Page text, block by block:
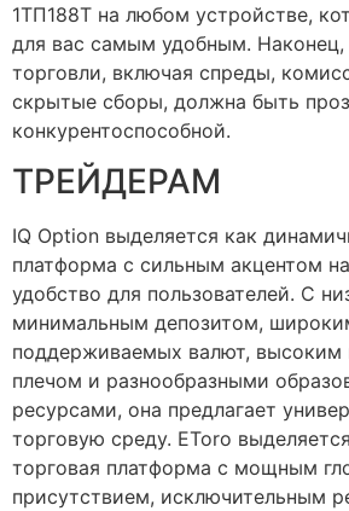
1ТП188Т на любом устройстве,
для вас самым удобным. Наконец,
торговли, включая спреды,
скрытые сборы, должна быть
конкурентоспособной.
ТРЕЙДЕРАМ
IQ Option выделяется как
платформа с сильным акцентом
удобство для пользователей. С
минимальным депозитом,
поддерживаемых валют, высоким
плечом и разнообразными
ресурсами, она предлагает
торговую среду. EToro
торговая платформа с мощным
присутствием, исключительным